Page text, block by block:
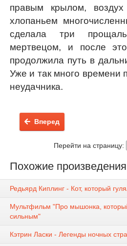
правым крылом, воздух
хлопаньем
сделала три
мертвецом, и после
продолжила путь в
Уже и так много времени
неудачника.
Вперед
Перейти на страницу:
Похожие произведения
Редьярд Киплинг - Кот, который
Мультфильм "Про мышонка,
сильным"
Кэтрин Ласки - Легенды ночных